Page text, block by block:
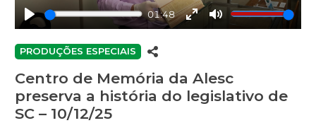
Play
01:48
EnterMute
PRODUÇÕES ESPECIAIS
Centro de Memória da Alesc
preserva a história do legislativo de
SC – 10/12/25